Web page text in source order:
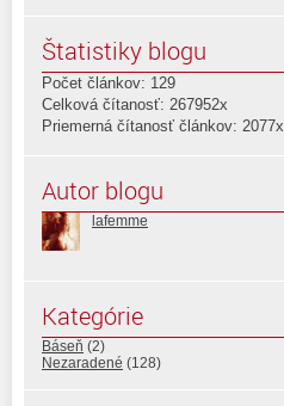
Štatistiky blogu
Počet článkov: 129
Celková čítanosť: 267952x
Priemerná čítanosť článkov: 2077x
Autor blogu
lafemme
Kategórie
Báseň (2)
Nezaradené (128)